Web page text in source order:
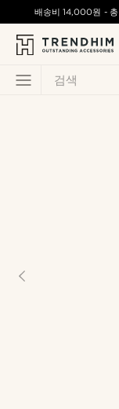
검색
배송비14,000원 - 총